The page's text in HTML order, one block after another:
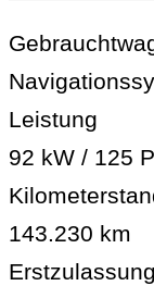
Leistung
92 kW / 125
143.230 km
Erstzulassung